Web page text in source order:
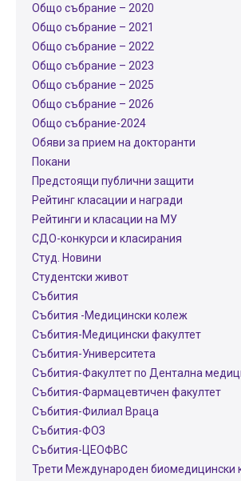
Общо събрание – 2020
Общо събрание – 2021
Общо събрание – 2022
Общо събрание – 2023
Общо събрание – 2025
Общо събрание – 2026
Общо събрание-2024
Обяви за прием на докторанти
Покани
Предстоящи публични защити
Рейтинг класации и награди
Рейтинги и класации на МУ
СДО-конкурси и класирания
Студ. Новини
Студентски живот
Събития
Събития -Медицински колеж
Събития-Медицински факултет
Събития-Университета
Събития-Факултет по Дентална
Събития-Фармацевтичен факултет
Събития-Филиал Враца
Събития-ФОЗ
Събития-ЦЕОФВС
Трети Международен биомедицински